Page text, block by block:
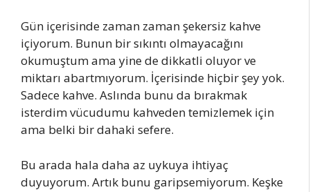
Gün içerisinde zaman zaman şekersiz kahve
içiyorum. Bunun bir sıkıntı olmayacağını
okumuştum ama yine de dikkatli oluyor ve
miktarı abartmıyorum. İçerisinde hiçbir şey yok.
Sadece kahve. Aslında bunu da bırakmak
isterdim vücudumu kahveden temizlemek için
ama belki bir dahaki sefere.
Bu arada hala daha az uykuya ihtiyaç
duyuyorum. Artık bunu garipsemiyorum. Keşke